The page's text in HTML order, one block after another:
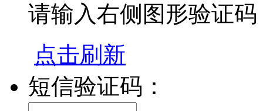
请输入右侧图形验证码
点击刷新
短信验证码：